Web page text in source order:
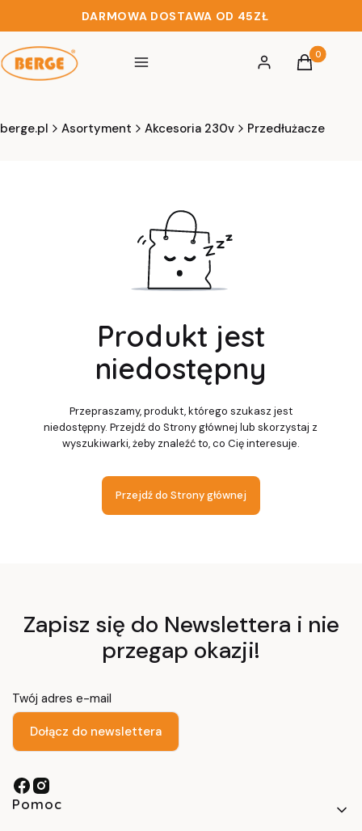
DARMOWA DOSTAWA OD 45ZŁ
Menu Zaloguj sięProdukty
Koszyk
berge.pl Asortyment Akcesoria 230v Przedłużacze
Produkt jest
niedostępny
Przepraszamy, produkt, którego szukasz jest
niedostępny. Przejdź do Strony głównej lub skorzystaj z
wyszukiwarki, żeby znaleźć to, co Cię interesuje.
Przejdź do Strony głównej
Zapisz się do Newslettera i nie
przegap okazji!
Twój adres e-mail
Dołącz do newslettera
Linki w stopce
Pomoc